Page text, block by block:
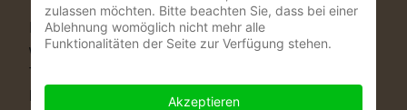
Immer mehr Paare wünschen sich eine Hochzeit, die
wirklich zu ihnen passt. Vielleicht ist eine kirchliche
Euch die standesamtliche Zeremonie allein zu kurz
zulassen möchten. Bitte beachten Sie, dass bei einer
Ablehnung womöglich nicht mehr alle
Funktionalitäten der Seite zur Verfügung stehen.
Akzeptieren